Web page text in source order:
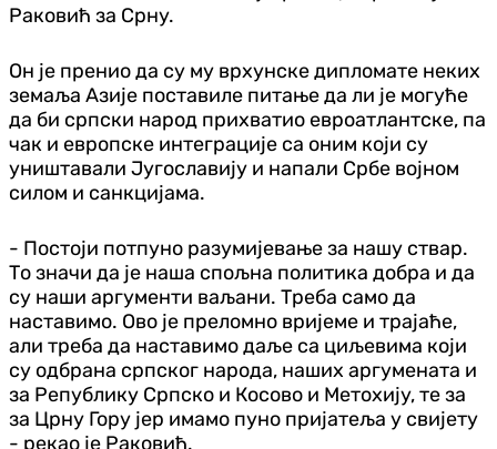
Раковић за Срну.
Он је пренио да су му врхунске дипломате неких
земаља Азије поставиле питање да ли је могуће
да би српски народ прихватио евроатлантске, па
чак и европске интеграције са оним који су
уништавали Југославију и напали Србе војном
силом и санкцијама.
- Постоји потпуно разумијевање за нашу ствар.
То значи да је наша спољна политика добра и да
су наши аргументи ваљани. Треба само да
наставимо. Ово је преломно вријеме и трајаће,
али треба да наставимо даље са циљевима који
су одбрана српског народа, наших аргумената и
за Републику Српско и Косово и Метохију, те за
за Црну Гору јер имамо пуно пријатеља у свијету
- рекао је Раковић.